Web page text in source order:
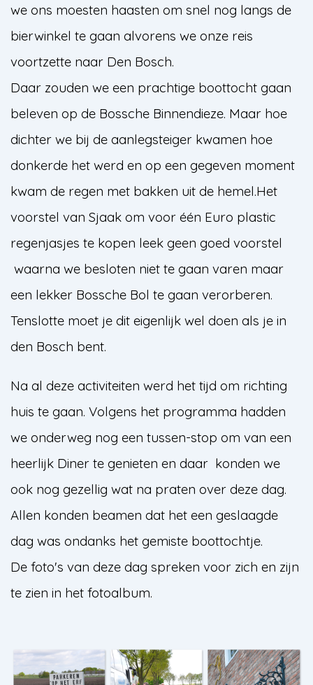
we ons moesten haasten om snel nog langs de
bierwinkel te gaan alvorens we onze reis
voortzette naar Den Bosch.
Daar zouden we een prachtige boottocht gaan
beleven op de Bossche Binnendieze. Maar hoe
dichter we bij de aanlegsteiger kwamen hoe
donkerde het werd en op een gegeven moment
kwam de regen met bakken uit de hemel.Het
voorstel van Sjaak om voor één Euro plastic
regenjasjes te kopen leek geen goed voorstel
waarna we besloten niet te gaan varen maar
een lekker Bossche Bol te gaan verorberen.
Tenslotte moet je dit eigenlijk wel doen als je in
den Bosch bent.
Na al deze activiteiten werd het tijd om richting
huis te gaan. Volgens het programma hadden
we onderweg nog een tussen-stop om van een
heerlijk Diner te genieten en daar konden we
ook nog gezellig wat na praten over deze dag.
Allen konden beamen dat het een geslaagde
dag was ondanks het gemiste boottochtje.
De foto's van deze dag spreken voor zich en zijn
te zien in het fotoalbum.